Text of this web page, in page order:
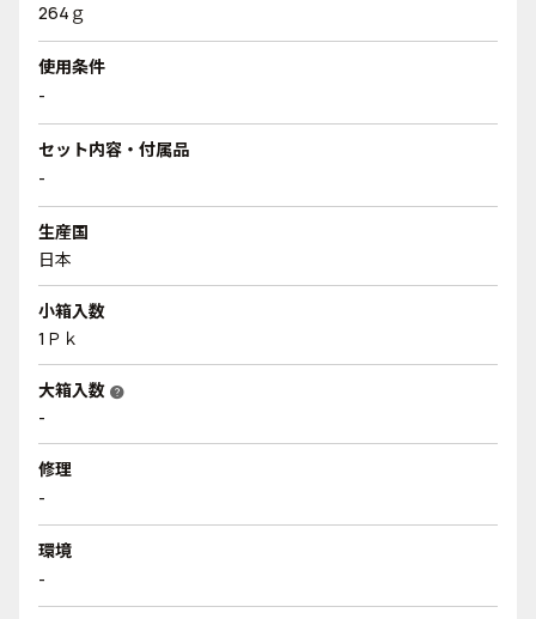
264ｇ
使用条件
-
セット内容・付属品
-
生産国
日本
小箱入数
1Ｐｋ
大箱入数 help
-
修理
-
環境
-